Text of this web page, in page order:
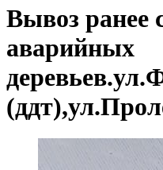
Вывоз ранее
аварийных